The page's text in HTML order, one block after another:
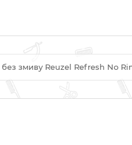
змиву Reuzel Refresh No